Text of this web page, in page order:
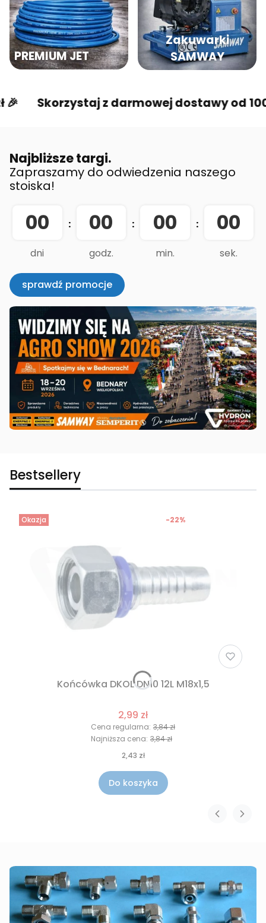
PREMIUM JET
Zakuwarki
SAMWAY
z darmowej dostawy od 100 zł 🎉
Najbliższe targi.
Zapraszamy do odwiedzenia naszego
stoiska!
00
dni
: 00
godz.
: 00
min.
: 00
sek.
sprawdź promocje
Bestsellery
Okazja
Końcówka DKOL DN10 12L M18x1,5
2,99 zł
Cena regularna: 3,84 zł
-22%
Najniższa cena: 3,84 zł
2,43 zł
Do koszyka